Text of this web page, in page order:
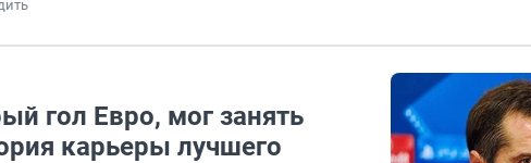
гол Евро, мог занять
карьеры лучшего